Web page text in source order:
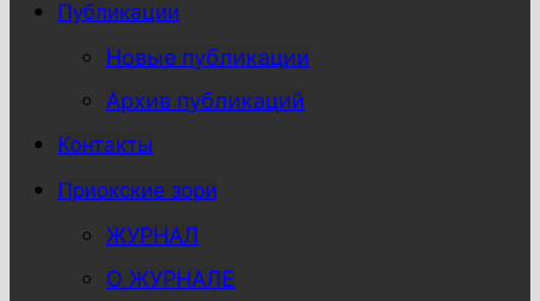
Публикации
Новые публикации
Архив публикаций
Контакты
Приокские зори
ЖУРНАЛ
О ЖУРНАЛЕ